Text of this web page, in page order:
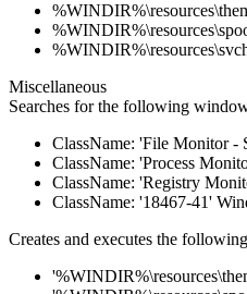
Miscellaneous
Searches for the following
ClassName: 'File Monitor -
ClassName: 'Process
ClassName: 'Registry
ClassName: '18467-41'
Creates and executes the following